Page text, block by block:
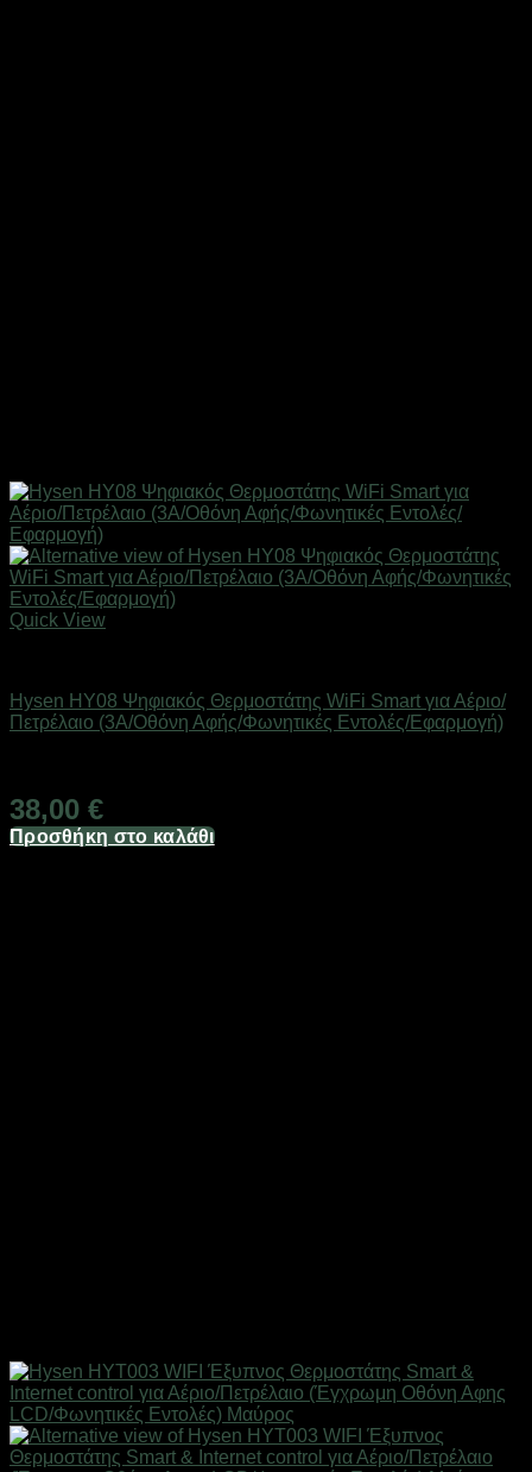
Quick View
Hysen HY08 Ψηφιακός Θερμοστάτης WiFi Smart για Αέριο/
Πετρέλαιο (3A/Οθόνη Αφής/Φωνητικές Εντολές/Εφαρμογή)
38,00 €
Προσθήκη στο καλάθι